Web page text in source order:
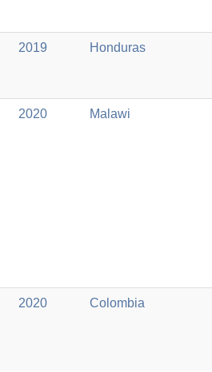
2019 Honduras
2020 Malawi
2020 Colombia